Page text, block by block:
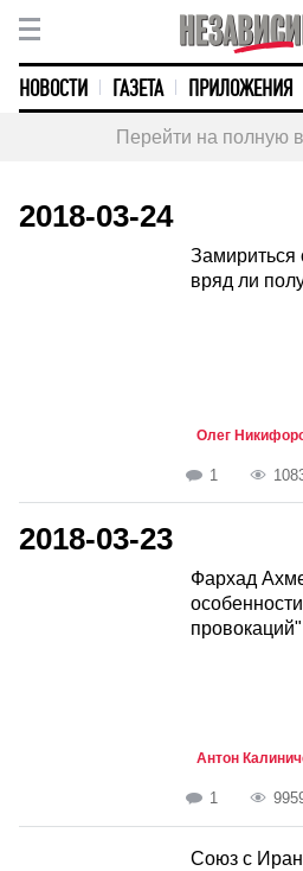
НОВОСТИ ГАЗЕТА ПРИЛОЖЕНИЯ
Перейти на полную
2018-03-24
Замириться
вряд ли
Олег
1
2018-03-23
Фархад
провокаций"
Антон
1
Союз с